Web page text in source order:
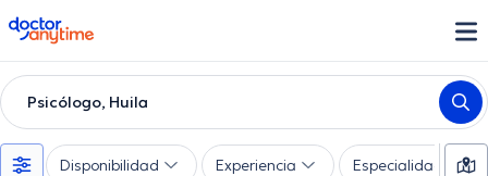
doctoranytime
Psicólogo, Huila
Disponibilidad Experiencia Especialidades